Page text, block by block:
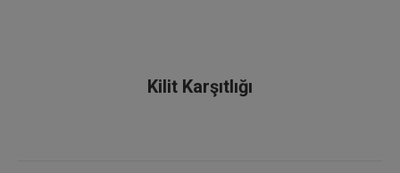
Kilit Karşıtlığı